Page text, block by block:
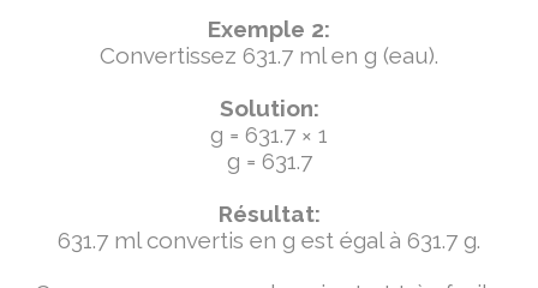
Exemple 2:
Convertissez 631.7 ml en g (eau).
Solution:
g = 631.7 × 1
g = 631.7
Résultat:
631.7 ml convertis en g est égal à 631.7 g.